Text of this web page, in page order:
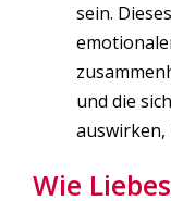
sein.
und die
auswirken,
Wie